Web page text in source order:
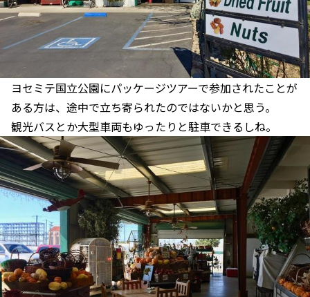
ヨセミテ国立公園にパッケージツアーで参加されたことが
ある方は、途中で立ち寄られたのではないかと思う。
観光バスとか大型車両もゆったりと駐車できるしね。